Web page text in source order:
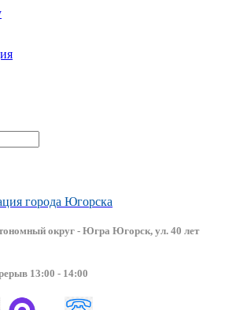
города Югорска
мный округ - Югра Югорск, ул. 40 лет
13:00 - 14:00